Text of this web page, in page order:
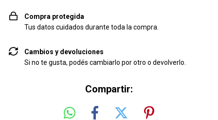
Compra protegida
Tus datos cuidados durante toda la compra.
Cambios y devoluciones
Si no te gusta, podés cambiarlo por otro o devolverlo.
Compartir: